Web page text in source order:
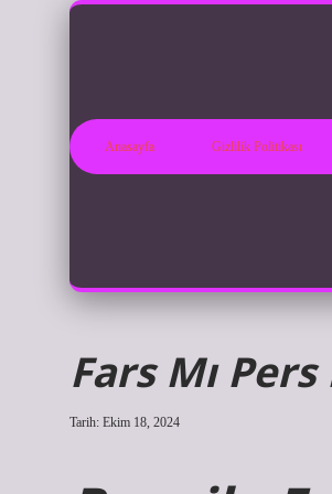
Anasayfa Gizlilik Politikası
Fars Mı
Tarih: Ekim 18, 2024